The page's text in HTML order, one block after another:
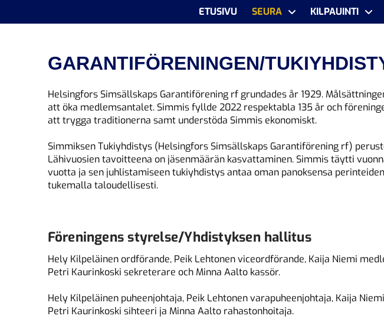
ETUSIVU SEURA KILPAUINTI
GARANTIFÖRENINGEN/
Helsingfors Simsällskaps Garantiförening rf grundades år 1929.
att öka medlemsantalet. Simmis fyllde 2022 respektabla 135 år och
att trygga traditionerna samt understöda Simmis ekonomiskt.
Simmiksen Tukiyhdistys (Helsingfors Simsällskaps Garantiförening rf)
Lähivuosien tavoitteena on jäsenmäärän kasvattaminen. Simmis täytti
vuotta ja sen juhlistamiseen tukiyhdistys antaa oman panoksensa
tukemalla taloudellisesti.
Föreningens styrelse/Yhdistyksen hallitus
Hely Kilpeläinen ordförande, Peik Lehtonen viceordförande, Kaija Niemi
Petri Kaurinkoski sekreterare och Minna Aalto kassör.
Hely Kilpeläinen puheenjohtaja, Peik Lehtonen varapuheenjohtaja, Kaija
Petri Kaurinkoski sihteeri ja Minna Aalto rahastonhoitaja.